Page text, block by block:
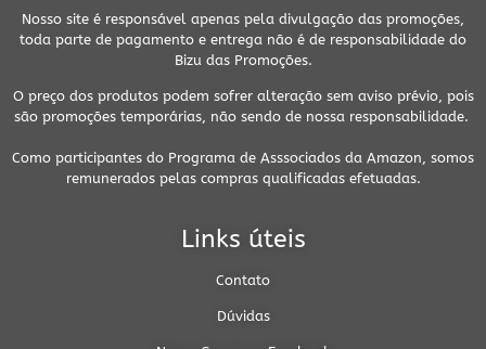
Nosso site é responsável apenas pela divulgação das promoções,
toda parte de pagamento e entrega não é de responsabilidade do
Bizu das Promoções.
O preço dos produtos podem sofrer alteração sem aviso prévio, pois
são promoções temporárias, não sendo de nossa responsabilidade.
Como participantes do Programa de Asssociados da Amazon, somos
remunerados pelas compras qualificadas efetuadas.
Links úteis
Contato
Dúvidas